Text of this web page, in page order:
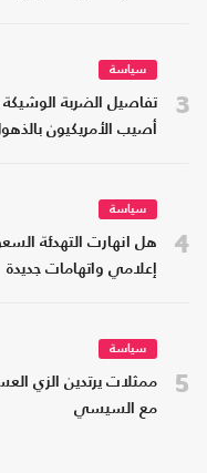
3
سياسة
تفاصيل الضربة
أصيب الأمريكيون
4
سياسة
هل انهارت التهدئة
إعلامي واتهامات جديدة
5
سياسة
ممثلات يرتدين الزي
مع السيسي